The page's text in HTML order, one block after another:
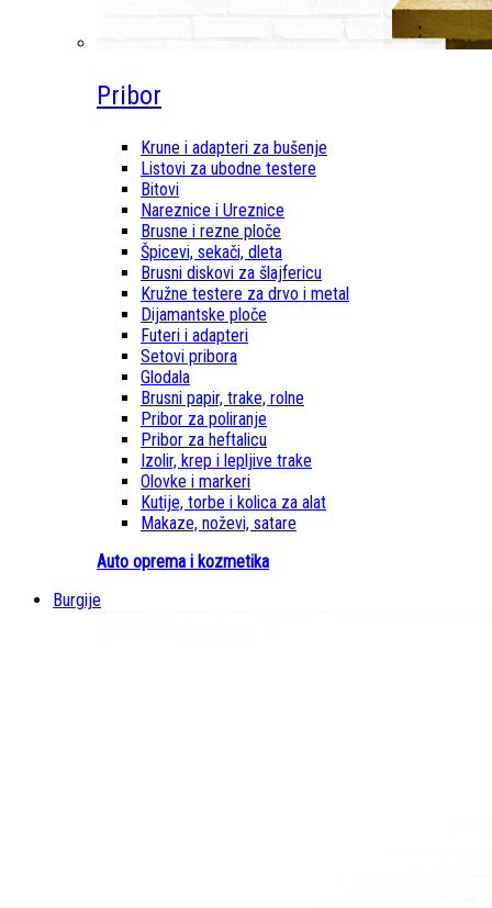
Pribor
Krune i adapteri za bušenje
Listovi za ubodne testere
Bitovi
Nareznice i Ureznice
Brusne i rezne ploče
Špicevi, sekači, dleta
Brusni diskovi za šlajfericu
Kružne testere za drvo i metal
Dijamantske ploče
Futeri i adapteri
Setovi pribora
Glodala
Brusni papir, trake, rolne
Pribor za poliranje
Pribor za heftalicu
Izolir, krep i lepljive trake
Olovke i markeri
Kutije, torbe i kolica za alat
Makaze, noževi, satare
Auto oprema i kozmetika
Burgije